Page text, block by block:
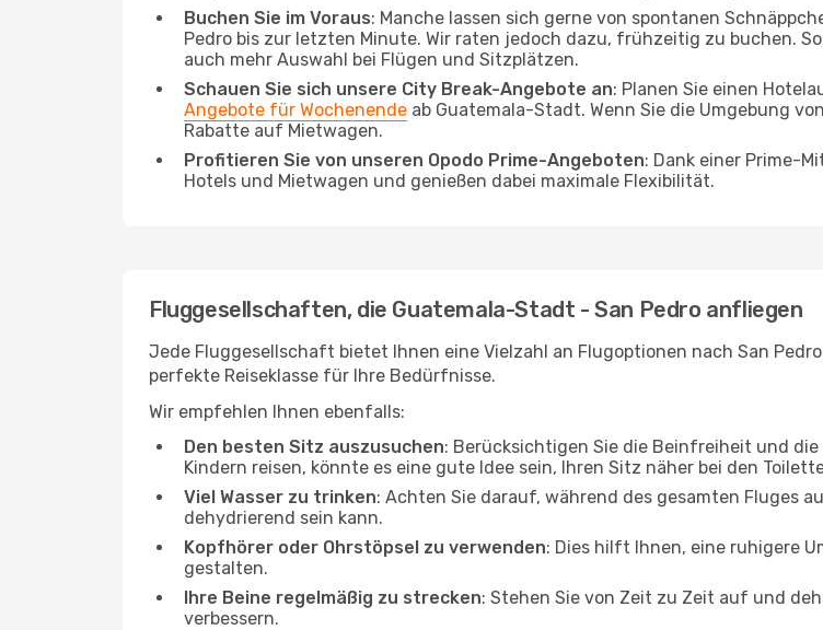
Buchen Sie im Voraus: Manche lassen sich gerne von spontanen
Pedro bis zur letzten Minute. Wir raten jedoch dazu, frühzeitig zu buchen.
auch mehr Auswahl bei Flügen und Sitzplätzen.
Schauen Sie sich unsere City Break-Angebote an: Planen Sie einen
Angebote für Wochenende ab Guatemala-Stadt. Wenn Sie die Umgebung
Rabatte auf Mietwagen.
Profitieren Sie von unseren Opodo Prime-Angeboten: Dank einer Prime-
Hotels und Mietwagen und genießen dabei maximale Flexibilität.
Fluggesellschaften, die Guatemala-Stadt - San Pedro anfliegen
Jede Fluggesellschaft bietet Ihnen eine Vielzahl an Flugoptionen nach San
perfekte Reiseklasse für Ihre Bedürfnisse.
Wir empfehlen Ihnen ebenfalls:
Den besten Sitz auszusuchen: Berücksichtigen Sie die Beinfreiheit und
Kindern reisen, könnte es eine gute Idee sein, Ihren Sitz näher bei den
Viel Wasser zu trinken: Achten Sie darauf, während des gesamten Fluges
dehydrierend sein kann.
Kopfhörer oder Ohrstöpsel zu verwenden: Dies hilft Ihnen, eine ruhigere
gestalten.
Ihre Beine regelmäßig zu strecken: Stehen Sie von Zeit zu Zeit auf und
verbessern.